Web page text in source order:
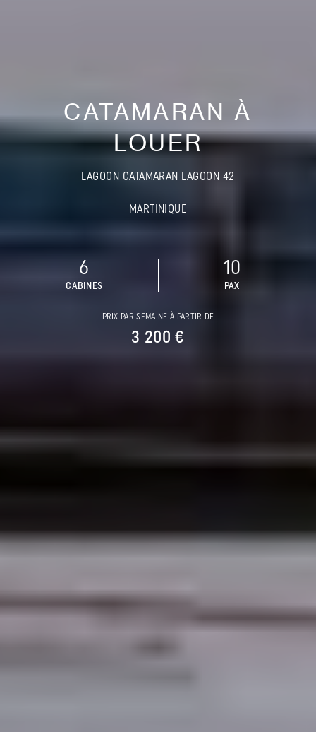
CATAMARAN À
LOUER
LAGOON CATAMARAN LAGOON 42
MARTINIQUE
6
CABINES
10
PAX
PRIX PAR SEMAINE À PARTIR DE
3 200 €